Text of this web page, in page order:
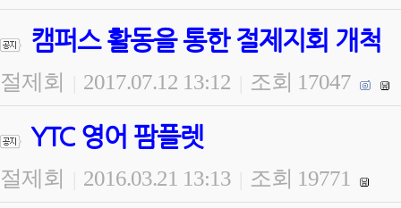
캠퍼스 활동을 통한 절제지회 개척
절제회 2017.07.12 13:12 조회 17047
YTC 영어 팜플렛
절제회 2016.03.21 13:13 조회 19771